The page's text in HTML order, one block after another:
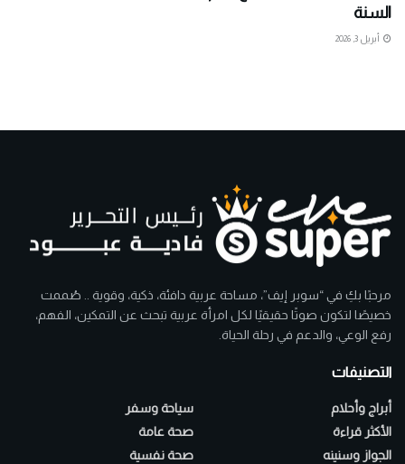
السنة
أبريل 3, 2026
مرحبًا بكِ في “سوبر إيف”، مساحة عربية دافئة، ذكية، وقوية .. صُممت
خصيصًا لتكون صوتًا حقيقيًا لكل امرأة عربية تبحث عن التمكين، الفهم،
رفع الوعي، والدعم في رحلة الحياة.
التصنيفات
أبراج وأحلام
الأكثر قراءة
الجواز وسنينه
سياحة وسفر
صحة عامة
صحة نفسية